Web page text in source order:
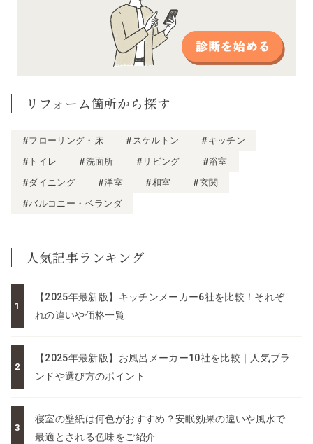
リフォーム箇所から探す
#フローリング・床 #スケルトン
#キッチン
#トイレ
#洗面所 #リビング
#浴室
#ダイニング
#洋室 #和室
#玄関
#バルコニー・ベランダ
人気記事ランキング
【2025年最新版】キッチンメーカー6社を比較！それぞ
れの違いや価格一覧
【2025年最新版】お風呂メーカー10社を比較｜人気ブラ
ンドや選び方のポイント
寝室の壁紙は何色がおすすめ？安眠効果の違いや風水で
最適とされる色味をご紹介